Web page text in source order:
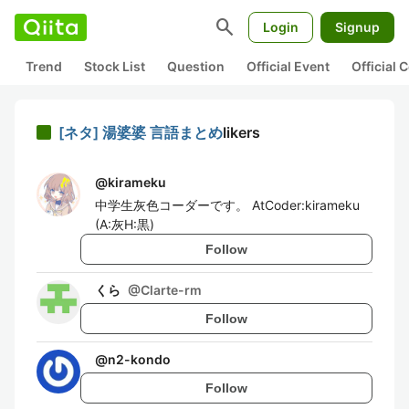
search Login Signup
Trend Stock List Question Official Event Official
[ネタ] 湯婆婆 言語まとめlikers
@kirameku
中学生灰色コーダーです。 AtCoder:kirameku
(A:灰H:黒)
Follow
くら @Clarte-rm
Follow
@n2-kondo
Follow